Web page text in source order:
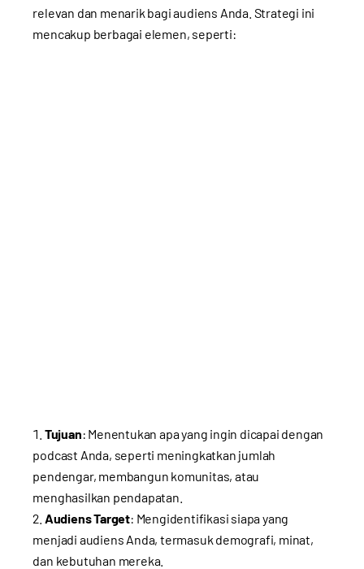
relevan dan menarik bagi audiens Anda. Strategi ini
mencakup berbagai elemen, seperti:
Tujuan: Menentukan apa yang ingin dicapai dengan
podcast Anda, seperti meningkatkan jumlah
pendengar, membangun komunitas, atau
menghasilkan pendapatan.
Audiens Target: Mengidentifikasi siapa yang
menjadi audiens Anda, termasuk demografi, minat,
dan kebutuhan mereka.